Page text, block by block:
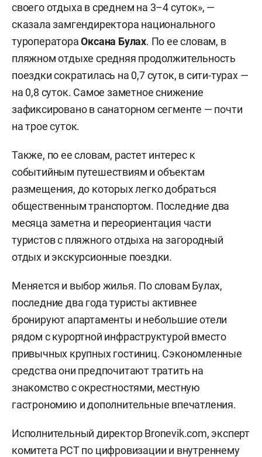
своего отдыха в среднем на 3–4 суток», —
сказала замгендиректора национального
туроператораОксана Булах. По ее словам, в
пляжном отдыхе средняя продолжительность
поездки сократилась на 0,7 суток, в сити-турах —
на 0,8 суток. Самое заметное снижение
зафиксировано в санаторном сегменте — почти
на трое суток.
Также, по ее словам, растет интерес к
событийным путешествиям и объектам
размещения, до которых легко добраться
общественным транспортом. Последние два
месяца заметна и переориентация части
туристов с пляжного отдыха на загородный
отдых и экскурсионные поездки.
Меняется и выбор жилья. По словам Булах,
последние два года туристы активнее
бронируют апартаменты и небольшие отели
рядом с курортной инфраструктурой вместо
привычных крупных гостиниц. Сэкономленные
средства они предпочитают тратить на
знакомство с окрестностями, местную
гастрономию и дополнительные впечатления.
Исполнительный директор Bronevik.com, эксперт
комитета РСТ по цифровизации и внутреннему